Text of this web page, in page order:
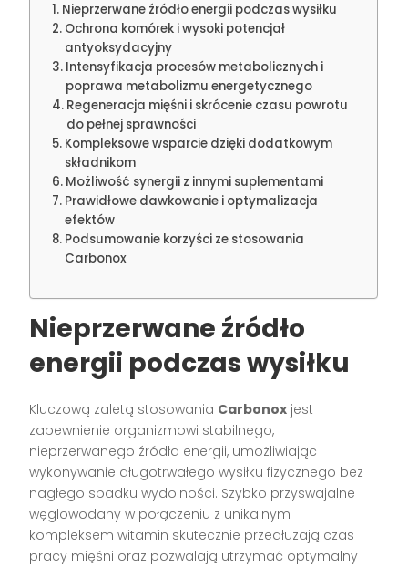
Nieprzerwane źródło energii podczas wysiłku
Ochrona komórek i wysoki potencjał
antyoksydacyjny
Intensyfikacja procesów metabolicznych i
poprawa metabolizmu energetycznego
Regeneracja mięśni i skrócenie czasu powrotu
do pełnej sprawności
Kompleksowe wsparcie dzięki dodatkowym
składnikom
Możliwość synergii z innymi suplementami
Prawidłowe dawkowanie i optymalizacja
efektów
Podsumowanie korzyści ze stosowania
Carbonox
Nieprzerwane źródło
energii podczas wysiłku
Kluczową zaletą stosowania Carbonox jest
zapewnienie organizmowi stabilnego,
nieprzerwanego źródła energii, umożliwiając
wykonywanie długotrwałego wysiłku fizycznego bez
nagłego spadku wydolności. Szybko przyswajalne
węglowodany w połączeniu z unikalnym
kompleksem witamin skutecznie przedłużają czas
pracy mięśni oraz pozwalają utrzymać optymalny